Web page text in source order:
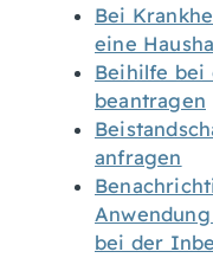
Bei
eine
Beihilfe bei
beantragen
anfragen
bei der